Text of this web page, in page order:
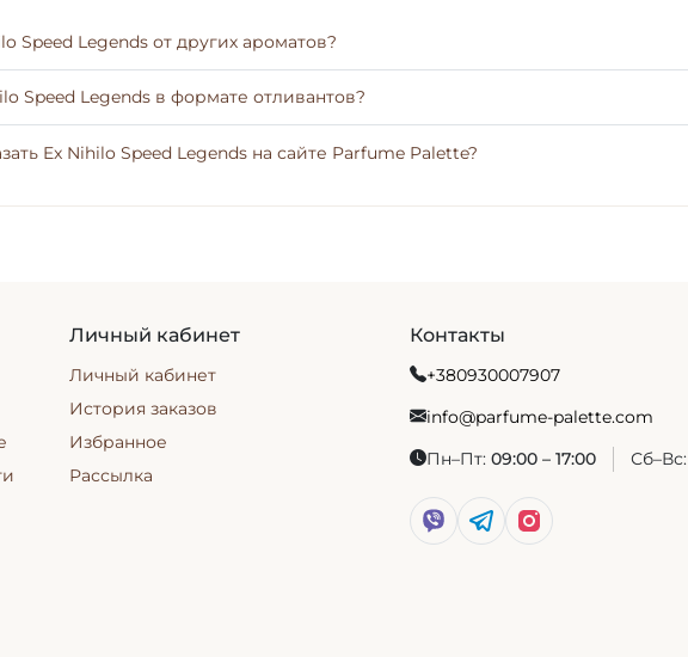
Speed Legends от других ароматов?
Speed Legends в формате отливантов?
Ex Nihilo Speed Legends на сайте Parfume Palette?
Личный кабинет
Личный кабинет
История заказов
Избранное
Рассылка
Контакты
+380930007907
info@parfume-palette.com
Пн–Пт: 09:00 – 17:00 Сб–Вс: